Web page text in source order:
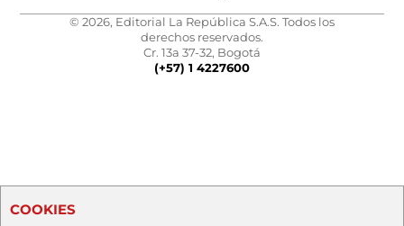
© 2026, Editorial La República S.A.S. Todos los
derechos reservados.
Cr. 13a 37-32, Bogotá
(+57) 1 4227600
COOKIES